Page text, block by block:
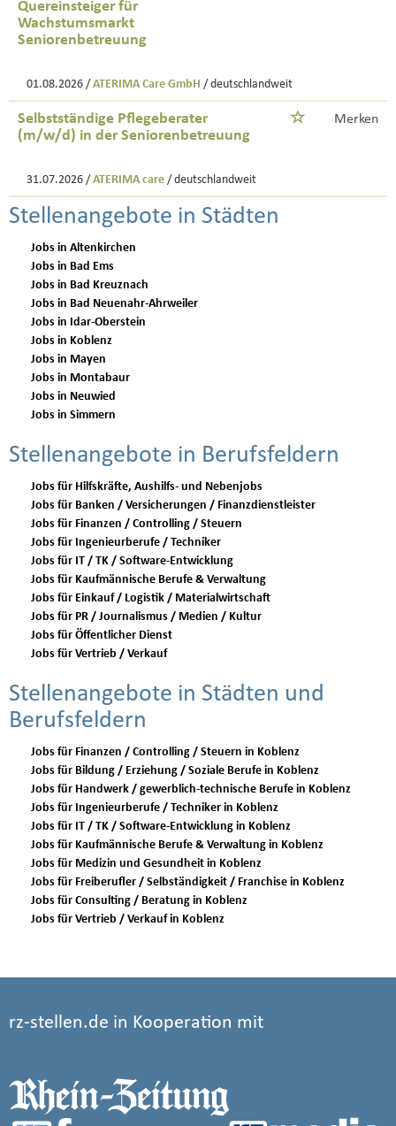
Quereinsteiger für
Wachstumsmarkt
Seniorenbetreuung
01.08.2026 / ATERIMA Care GmbH / deutschlandweit
Selbstständige Pflegeberater
(m/w/d) in der Seniorenbetreuung
Merken
31.07.2026 / ATERIMA care / deutschlandweit
Stellenangebote in Städten
Jobs in Altenkirchen
Jobs in Bad Ems
Jobs in Bad Kreuznach
Jobs in Bad Neuenahr-Ahrweiler
Jobs in Idar-Oberstein
Jobs in Koblenz
Jobs in Mayen
Jobs in Montabaur
Jobs in Neuwied
Jobs in Simmern
Stellenangebote in Berufsfeldern
Jobs für Hilfskräfte, Aushilfs- und Nebenjobs
Jobs für Banken / Versicherungen / Finanzdienstleister
Jobs für Finanzen / Controlling / Steuern
Jobs für Ingenieurberufe / Techniker
Jobs für IT / TK / Software-Entwicklung
Jobs für Kaufmännische Berufe & Verwaltung
Jobs für Einkauf / Logistik / Materialwirtschaft
Jobs für PR / Journalismus / Medien / Kultur
Jobs für Öffentlicher Dienst
Jobs für Vertrieb / Verkauf
Stellenangebote in Städten und
Berufsfeldern
Jobs für Finanzen / Controlling / Steuern in Koblenz
Jobs für Bildung / Erziehung / Soziale Berufe in Koblenz
Jobs für Handwerk / gewerblich-technische Berufe in Koblenz
Jobs für Ingenieurberufe / Techniker in Koblenz
Jobs für IT / TK / Software-Entwicklung in Koblenz
Jobs für Kaufmännische Berufe & Verwaltung in Koblenz
Jobs für Medizin und Gesundheit in Koblenz
Jobs für Freiberufler / Selbständigkeit / Franchise in Koblenz
Jobs für Consulting / Beratung in Koblenz
Jobs für Vertrieb / Verkauf in Koblenz
rz-stellen.de in Kooperation mit